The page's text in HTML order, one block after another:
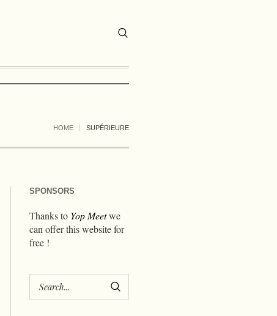
HOME SUPÉRIEURE
SPONSORS
Thanks to Yop Meetwe
can offer this website for
free !